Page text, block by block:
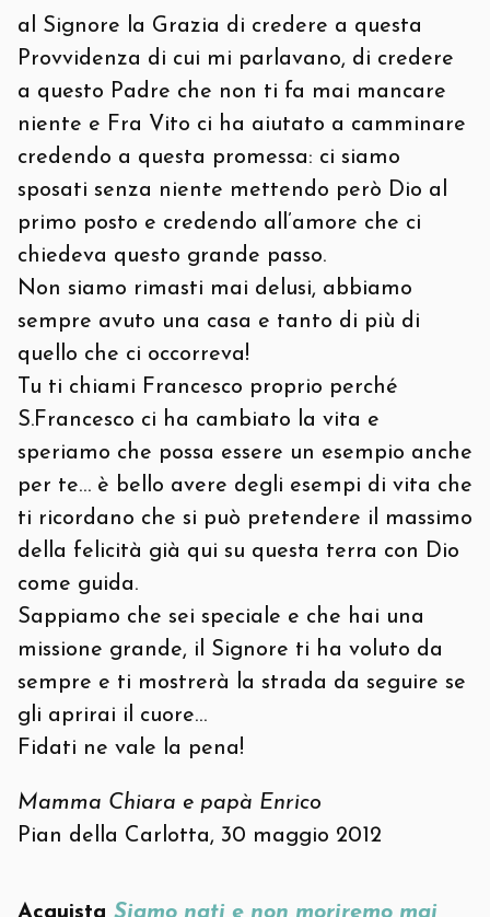
al Signore la Grazia di credere a questa
Provvidenza di cui mi parlavano, di credere
a questo Padre che non ti fa mai mancare
niente e Fra Vito ci ha aiutato a camminare
credendo a questa promessa: ci siamo
sposati senza niente mettendo però Dio al
primo posto e credendo all’amore che ci
chiedeva questo grande passo.
Non siamo rimasti mai delusi, abbiamo
sempre avuto una casa e tanto di più di
quello che ci occorreva!
Tu ti chiami Francesco proprio perché
S.Francesco ci ha cambiato la vita e
speriamo che possa essere un esempio anche
per te… è bello avere degli esempi di vita che
ti ricordano che si può pretendere il massimo
della felicità già qui su questa terra con Dio
come guida.
Sappiamo che sei speciale e che hai una
missione grande, il Signore ti ha voluto da
sempre e ti mostrerà la strada da seguire se
gli aprirai il cuore…
Fidati ne vale la pena!
Mamma Chiara e papà Enrico
Pian della Carlotta, 30 maggio 2012
Acquista Siamo nati e non moriremo mai